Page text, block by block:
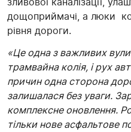
дощоприймачі, а люки
рівня дороги.
«Це одна з важливих
трамвайна колія, і рух
причин одна сторона
залишалася без уваги.
комплексне оновлення.
тільки нове асфальтове